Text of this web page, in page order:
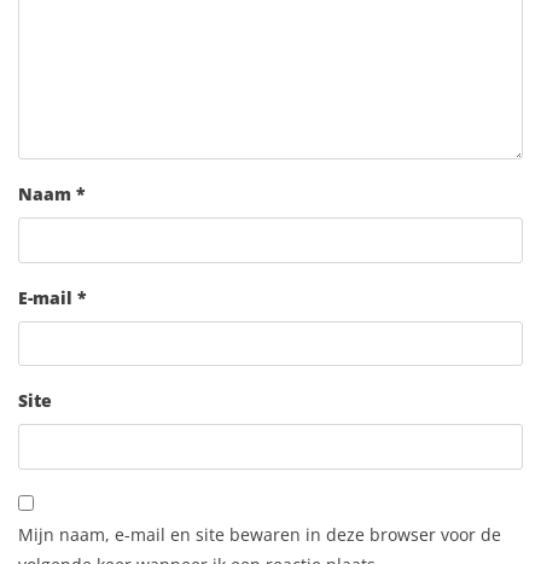
Naam *
E-mail *
Site
Mijn naam, e-mail en site bewaren in deze browser voor de